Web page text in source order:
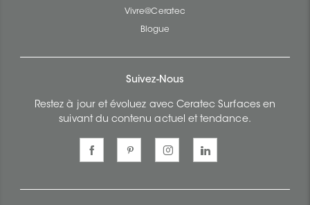
Vivre@Ceratec
Blogue
Suivez-Nous
Restez à jour et évoluez avec Ceratec Surfaces en
suivant du contenu actuel et tendance.